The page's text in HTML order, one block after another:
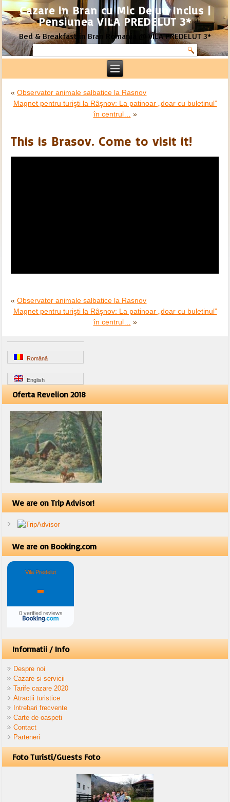
Cazare in Bran cu Mic Dejun Inclus |
Pensiunea VILA PREDELUT 3*
Bed & Breakfast in Bran Romania @ VILA PREDELUT 3*
«Observator animale salbatice la Rasnov
Magnet pentru turişti la Râşnov: La patinoar „doar cu buletinul”
în centrul… »
This is Brasov. Come to visit it!
«Observator animale salbatice la Rasnov
Magnet pentru turişti la Râşnov: La patinoar „doar cu buletinul”
în centrul…
»
Română
English
Oferta Revelion 2018
We are on Trip Advisor!
We are on Booking.com
Vila Predelut
-
0 verified reviews
Informatii / Info
Despre noi
Cazare si servicii
Tarife cazare 2020
Atractii turistice
Intrebari frecvente
Carte de oaspeti
Contact
Parteneri
Foto Turisti/Guests Foto